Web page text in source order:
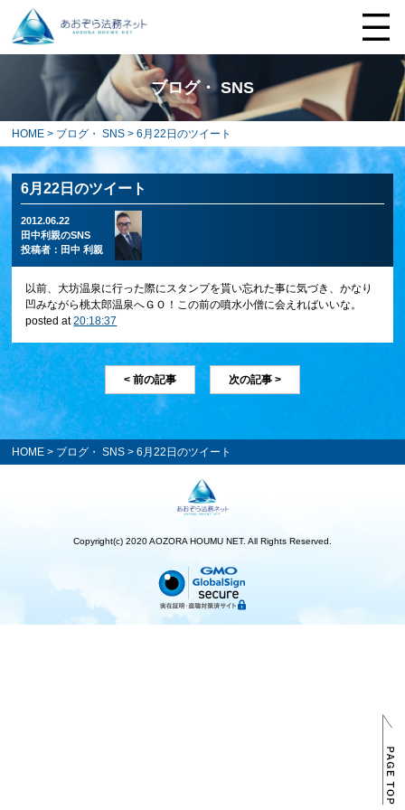
ブログ・ SNS
HOME > ブログ・ SNS > 6月22日のツイート
6月22日のツイート
2012.06.22
田中利親のSNS
投稿者： 田中 利親
以前、大坊温泉に行った際にスタンプを貰い忘れた事に気づき、かなり
凹みながら桃太郎温泉へＧＯ！この前の噴水小僧に会えればいいな。
posted at20:18:37
< 前の記事 次の記事 >
HOME > ブログ・ SNS > 6月22日のツイート
Copyright(c) 2020 AOZORA HOUMU NET. All Rights Reserved.